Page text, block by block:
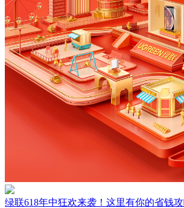
绿联618年中狂欢来袭！这里有你的省钱